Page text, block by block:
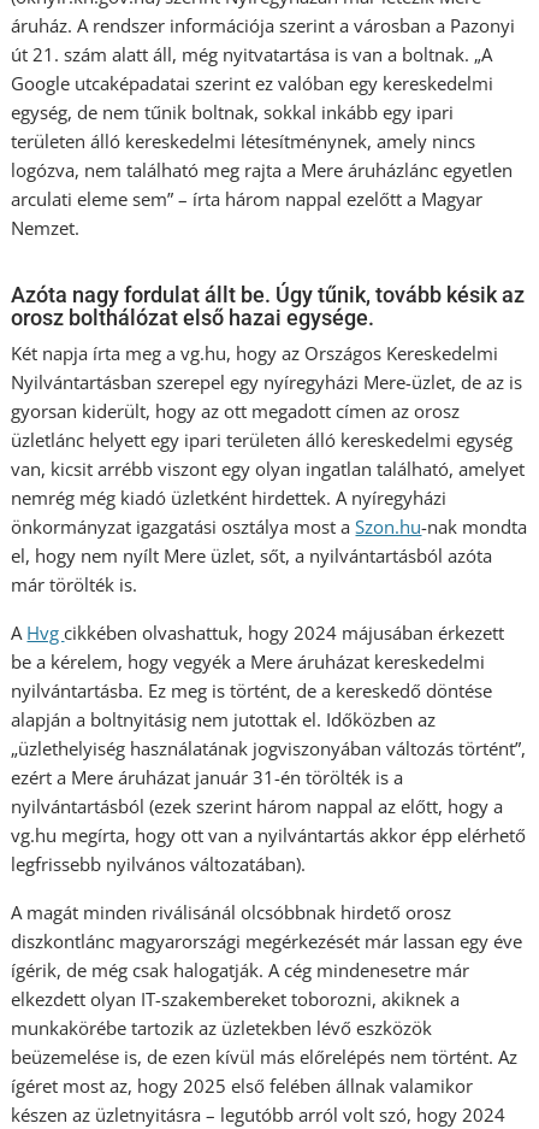
áruház. A rendszer információja szerint a városban a Pazonyi
út 21. szám alatt áll, még nyitvatartása is van a boltnak. „A
Google utcaképadatai szerint ez valóban egy kereskedelmi
egység, de nem tűnik boltnak, sokkal inkább egy ipari
területen álló kereskedelmi létesítménynek, amely nincs
logózva, nem található meg rajta a Mere áruházlánc egyetlen
arculati eleme sem” – írta három nappal ezelőtt a Magyar
Nemzet.
Azóta nagy fordulat állt be. Úgy tűnik, tovább késik az
orosz bolthálózat első hazai egysége.
Két napja írta meg a vg.hu, hogy az Országos Kereskedelmi
Nyilvántartásban szerepel egy nyíregyházi Mere-üzlet, de az is
gyorsan kiderült, hogy az ott megadott címen az orosz
üzletlánc helyett egy ipari területen álló kereskedelmi egység
van, kicsit arrébb viszont egy olyan ingatlan található, amelyet
nemrég még kiadó üzletként hirdettek. A nyíregyházi
önkormányzat igazgatási osztálya most aSzon.hu-nak mondta
el, hogy nem nyílt Mere üzlet, sőt, a nyilvántartásból azóta
már törölték is.
A Hvgcikkében olvashattuk, hogy 2024 májusában érkezett
be a kérelem, hogy vegyék a Mere áruházat kereskedelmi
nyilvántartásba. Ez meg is történt, de a kereskedő döntése
alapján a boltnyitásig nem jutottak el. Időközben az
„üzlethelyiség használatának jogviszonyában változás történt”,
ezért a Mere áruházat január 31-én törölték is a
nyilvántartásból (ezek szerint három nappal az előtt, hogy a
vg.hu megírta, hogy ott van a nyilvántartás akkor épp elérhető
legfrissebb nyilvános változatában).
A magát minden riválisánál olcsóbbnak hirdető orosz
diszkontlánc magyarországi megérkezését már lassan egy éve
ígérik, de még csak halogatják. A cég mindenesetre már
elkezdett olyan IT-szakembereket toborozni, akiknek a
munkakörébe tartozik az üzletekben lévő eszközök
beüzemelése is, de ezen kívül más előrelépés nem történt. Az
ígéret most az, hogy 2025 első felében állnak valamikor
készen az üzletnyitásra – legutóbb arról volt szó, hogy 2024